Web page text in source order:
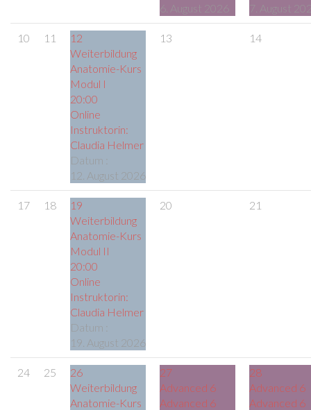
6. August 2026
7. August
10 11
12
Weiterbildung
Anatomie-Kurs
Modul I
20:00
Online
Instruktorin:
Claudia Helmer
Datum :
12. August 2026
13 14
17 18
19
Weiterbildung
Anatomie-Kurs
Modul II
20:00
Online
Instruktorin:
Claudia Helmer
Datum :
19. August 2026
20 21
24 25
26
Weiterbildung
Anatomie-Kurs
27
Advanced 6
Advanced 6
28
Advanced 6
Advanced 6